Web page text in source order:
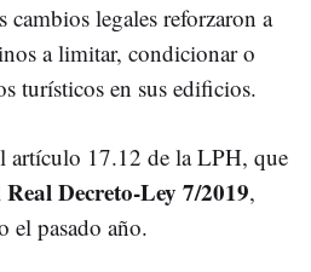
cambios legales reforzaron a
a limitar, condicionar o
turísticos en sus edificios.
artículo 17.12 de la LPH, que
Real Decreto-Ley 7/2019,
el pasado año.